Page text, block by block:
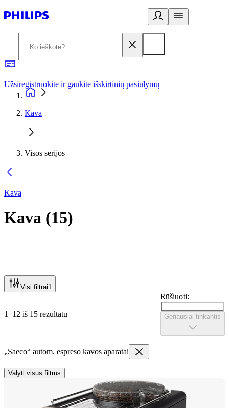
Užsiregistruokite ir gaukite išskirtinių pasiūlymų
Kava
Visos serijos
Kava
Kava (15)
Visi filtrai1
1–12 iš 15 rezultatų
Rūšiuoti:
Geriausiai tinkantis
„Saeco“ autom. espreso kavos aparatai
Valyti visus filtrus